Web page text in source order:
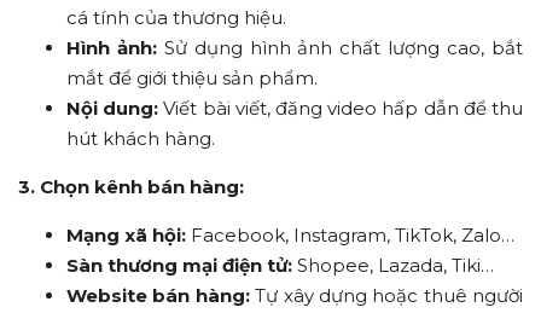
cá tính của thương hiệu.
Hình ảnh:Sử dụng hình ảnh chất lượng cao, bắt
mắt để giới thiệu sản phẩm.
Nội dung: Viết bài viết, đăng video hấp dẫn để thu
hút khách hàng.
3. Chọn kênh bán hàng:
Mạng xã hội: Facebook, Instagram, TikTok, Zalo…
Sàn thương mại điện tử: Shopee, Lazada, Tiki…
Website bán hàng:Tự xây dựng hoặc thuê người